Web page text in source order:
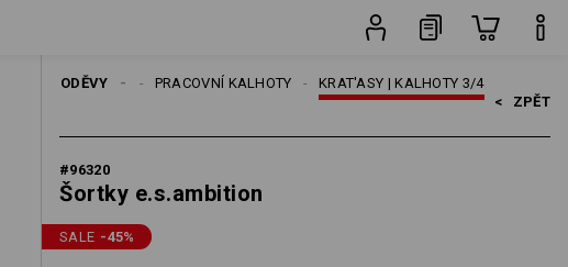
ODĚVY KRAT'ASY | KALHOTY 3/4
PRACOVNÍ KALHOTY
MUŽI
< ZPĚT
#96320
Šortky e.s.ambition
SALE -45%